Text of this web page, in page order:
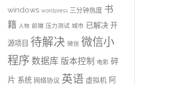
windows wordpress 三分钟热度 书
籍 人物 前端 压力测试 城市 已解决 开
源项目 待解决 微信 微信小
程序 数据库 版本控制 电影 碎
片 系统 网络协议 英语 虚拟机 阿